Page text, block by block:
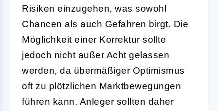
Risiken einzugehen, was sowohl
Chancen als auch Gefahren birgt. Die
Möglichkeit einer Korrektur sollte
jedoch nicht außer Acht gelassen
werden, da übermäßiger Optimismus
oft zu plötzlichen Marktbewegungen
führen kann. Anleger sollten daher